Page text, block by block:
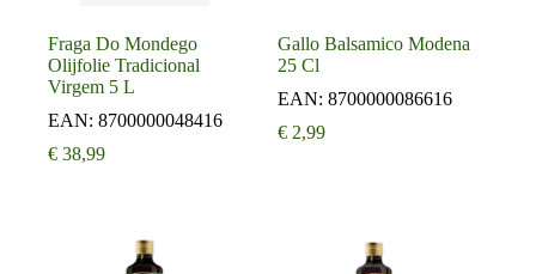
Fraga Do Mondego
Olijfolie Tradicional
Virgem 5 L
EAN: 8700000048416
€ 38,99
Gallo Balsamico Modena
25 Cl
EAN:8700000086616
€ 2,99